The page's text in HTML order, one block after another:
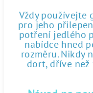
Vždy používejte
pro jeho
potření jedlého
nabídce hned
rozměru. Nikdy
dort, dříve